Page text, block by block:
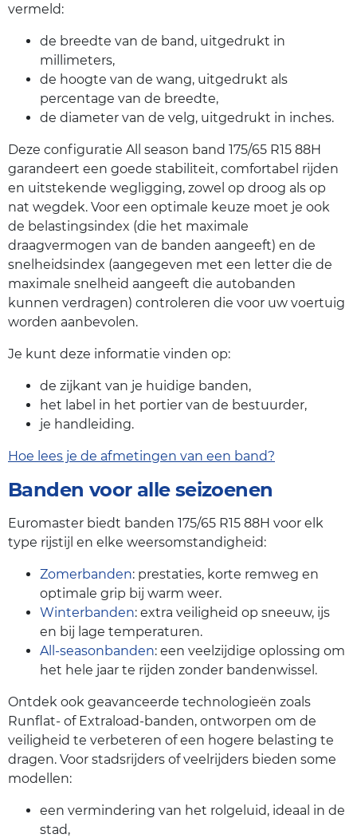
vermeld:
de breedte van de band, uitgedrukt in
millimeters,
de hoogte van de wang, uitgedrukt als
percentage van de breedte,
de diameter van de velg, uitgedrukt in inches.
Deze configuratie All season band 175/65 R15 88H
garandeert een goede stabiliteit, comfortabel rijden
en uitstekende wegligging, zowel op droog als op
nat wegdek. Voor een optimale keuze moet je ook
de belastingsindex (die het maximale
draagvermogen van de banden aangeeft) en de
snelheidsindex (aangegeven met een letter die de
maximale snelheid aangeeft die autobanden
kunnen verdragen) controleren die voor uw voertuig
worden aanbevolen.
Je kunt deze informatie vinden op:
de zijkant van je huidige banden,
het label in het portier van de bestuurder,
je handleiding.
Hoe lees je de afmetingen van een band?
Banden voor alle seizoenen
Euromaster biedt banden 175/65 R15 88H voor elk
type rijstijl en elke weersomstandigheid:
Zomerbanden: prestaties, korte remweg en
optimale grip bij warm weer.
Winterbanden: extra veiligheid op sneeuw, ijs
en bij lage temperaturen.
All-seasonbanden: een veelzijdige oplossing om
het hele jaar te rijden zonder bandenwissel.
Ontdek ook geavanceerde technologieën zoals
Runflat- of Extraload-banden, ontworpen om de
veiligheid te verbeteren of een hogere belasting te
dragen. Voor stadsrijders of veelrijders bieden some
modellen:
een vermindering van het rolgeluid, ideaal in de
stad,